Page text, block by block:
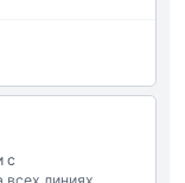
сесть и выйти
в течение
колясок
с